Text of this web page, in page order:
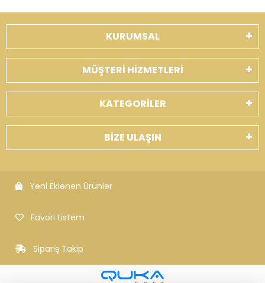
KURUMSAL
MÜŞTERİ HİZMETLERİ
KATEGORİLER
BİZE ULAŞIN
Yeni Eklenen Ürünler
Favori Listem
Sipariş Takip